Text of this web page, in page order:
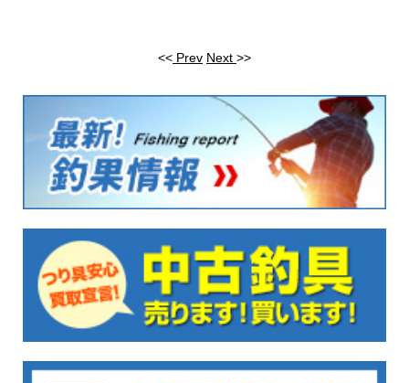
<< Prev Next >>